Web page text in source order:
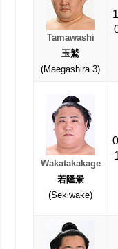
Tamawashi
玉鷲
(Maegashira 3)
Wakatakakage
若隆景
(Sekiwake)